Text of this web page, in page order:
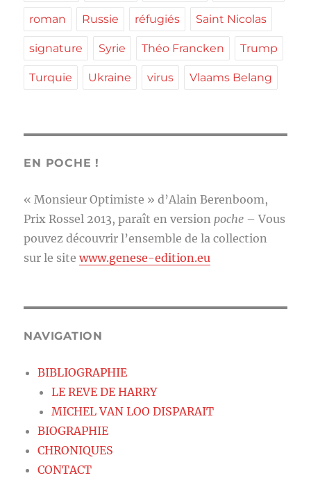
roman Russie réfugiés Saint Nicolas
signature Syrie Théo Francken Trump
Turquie Ukraine virus Vlaams Belang
EN POCHE !
« Monsieur Optimiste » d’Alain Berenboom,
Prix Rossel 2013, paraît en version poche – Vous
pouvez découvrir l’ensemble de la collection
sur le sitewww.genese-edition.eu
NAVIGATION
BIBLIOGRAPHIE
LE REVE DE HARRY
MICHEL VAN LOO DISPARAIT
BIOGRAPHIE
CHRONIQUES
CONTACT